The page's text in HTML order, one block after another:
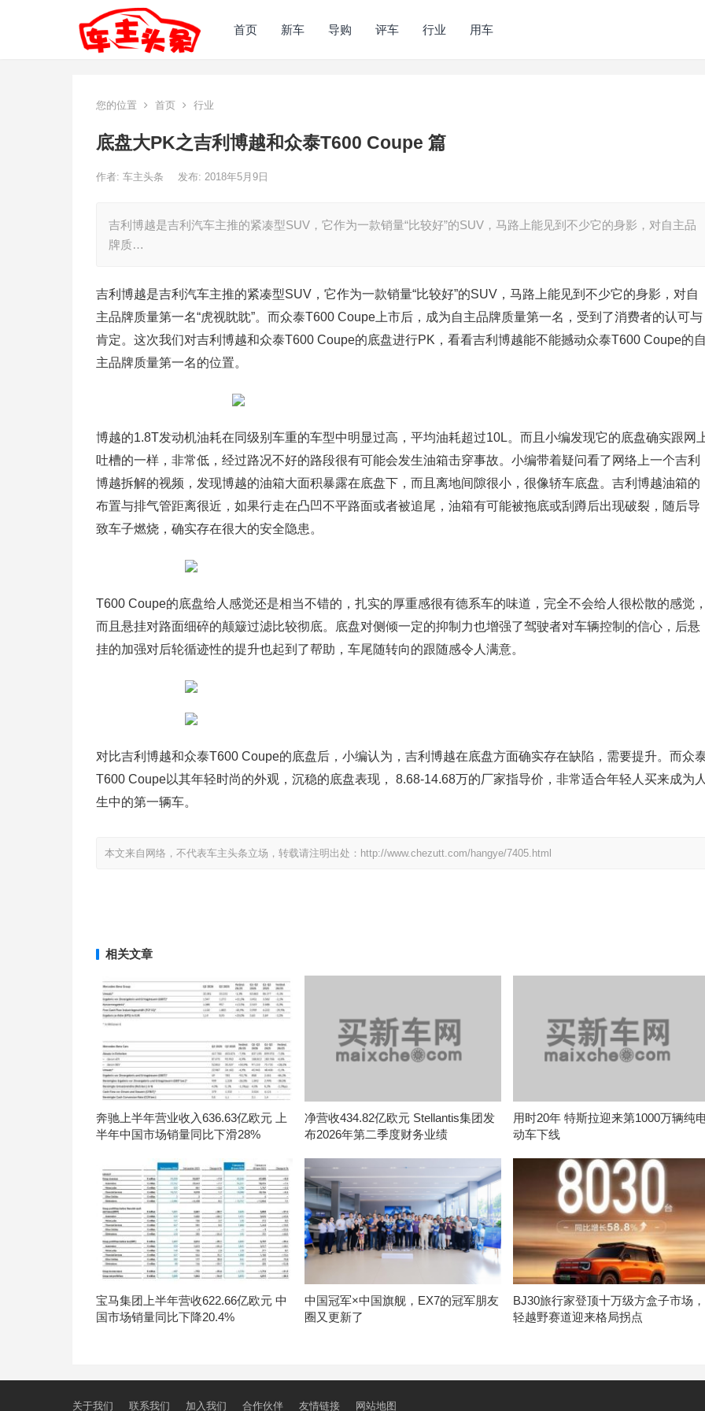
首页 新车 导购 评车 行业 用车
您的位置 首页 行业
底盘大PK之吉利博越和众泰T600 Coupe 篇
作者: 车主头条 发布: 2018年5月9日
吉利博越是吉利汽车主推的紧凑型SUV，它作为一款销量“比较好”的SUV，马路上能见到不少它的身影，对自主品
牌质…
吉利博越是吉利汽车主推的紧凑型SUV，它作为一款销量“比较好”的SUV，马路上能见到不少它的身影，对自
主品牌质量第一名“虎视眈眈”。而众泰T600 Coupe上市后，成为自主品牌质量第一名，受到了消费者的认可与
肯定。这次我们对吉利博越和众泰T600 Coupe的底盘进行PK，看看吉利博越能不能撼动众泰T600 Coupe的
主品牌质量第一名的位置。
博越的1.8T发动机油耗在同级别车重的车型中明显过高，平均油耗超过10L。而且小编发现它的底盘确实跟网
吐槽的一样，非常低，经过路况不好的路段很有可能会发生油箱击穿事故。小编带着疑问看了网络上一个吉利
博越拆解的视频，发现博越的油箱大面积暴露在底盘下，而且离地间隙很小，很像轿车底盘。吉利博越油箱的
布置与排气管距离很近，如果行走在凸凹不平路面或者被追尾，油箱有可能被拖底或刮蹲后出现破裂，随后导
致车子燃烧，确实存在很大的安全隐患。
T600 Coupe的底盘给人感觉还是相当不错的，扎实的厚重感很有德系车的味道，完全不会给人很松散的感觉
而且悬挂对路面细碎的颠簸过滤比较彻底。底盘对侧倾一定的抑制力也增强了驾驶者对车辆控制的信心，后悬
挂的加强对后轮循迹性的提升也起到了帮助，车尾随转向的跟随感令人满意。
对比吉利博越和众泰T600 Coupe的底盘后，小编认为，吉利博越在底盘方面确实存在缺陷，需要提升。而众
T600 Coupe以其年轻时尚的外观，沉稳的底盘表现， 8.68-14.68万的厂家指导价，非常适合年轻人买来成为
生中的第一辆车。
本文来自网络，不代表车主头条立场，转载请注明出处：http://www.chezutt.com/hangye/7405.html
相关文章
奔驰上半年营业收入636.63亿欧元 上
半年中国市场销量同比下滑28%
净营收434.82亿欧元 Stellantis集团发
布2026年第二季度财务业绩
用时20年 特斯拉迎来第1000万辆纯
动车下线
宝马集团上半年营收622.66亿欧元 中
国市场销量同比下降20.4%
中国冠军×中国旗舰，EX7的冠军朋友
圈又更新了
BJ30旅行家登顶十万级方盒子市场，
轻越野赛道迎来格局拐点
关于我们 联系我们 加入我们 合作伙伴 友情链接 网站地图